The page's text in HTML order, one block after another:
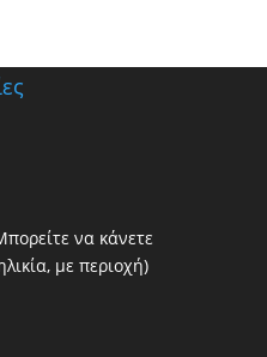
να κάνετε
με περιοχή)